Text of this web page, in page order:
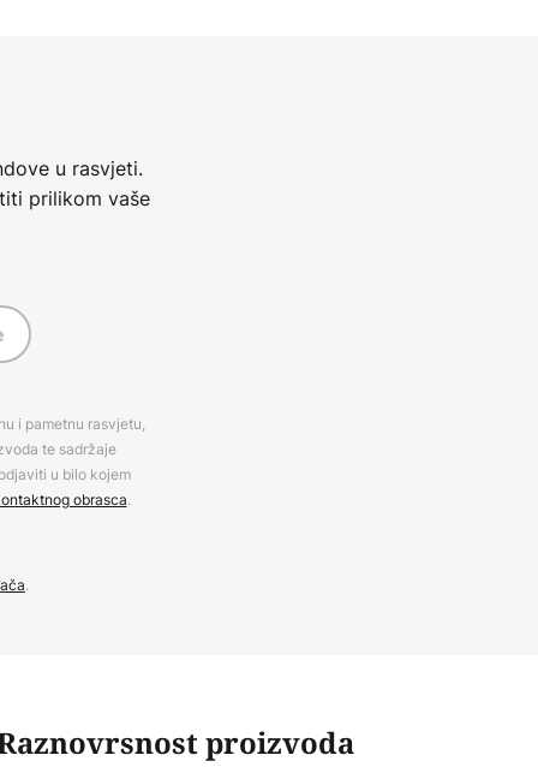
u rasvjeti.
prilikom vaše
i pametnu rasvjetu,
te sadržaje
u bilo kojem
obrasca.
.
proizvoda